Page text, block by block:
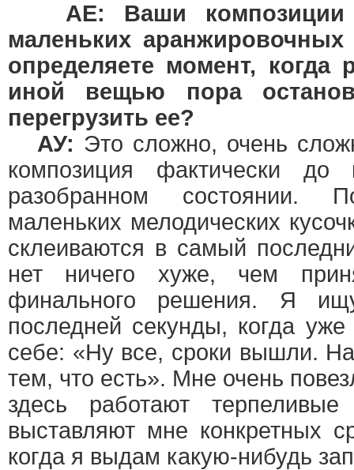
AE: Ваши композиции
маленьких
определяете момент, когда
иной вещью пора
перегрузить ее?
АУ: Это сложно, очень
композиция фактически до
разобранном состоянии.
маленьких мелодических
склеиваются в самый
нет ничего хуже, чем
финального решения. Я
последней секунды, когда уже
себе: «Ну все, сроки вышли.
тем, что есть». Мне очень
здесь работают
выставляют мне конкретных
когда я выдам какую-нибудь